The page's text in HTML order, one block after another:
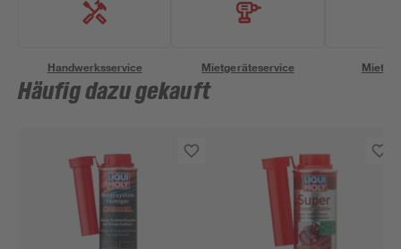
Handwerksservice Mietgeräteservice
Häufig dazu gekauft